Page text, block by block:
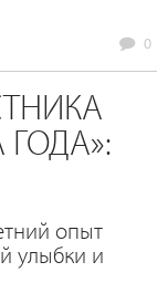
0
опыт
улыбки и